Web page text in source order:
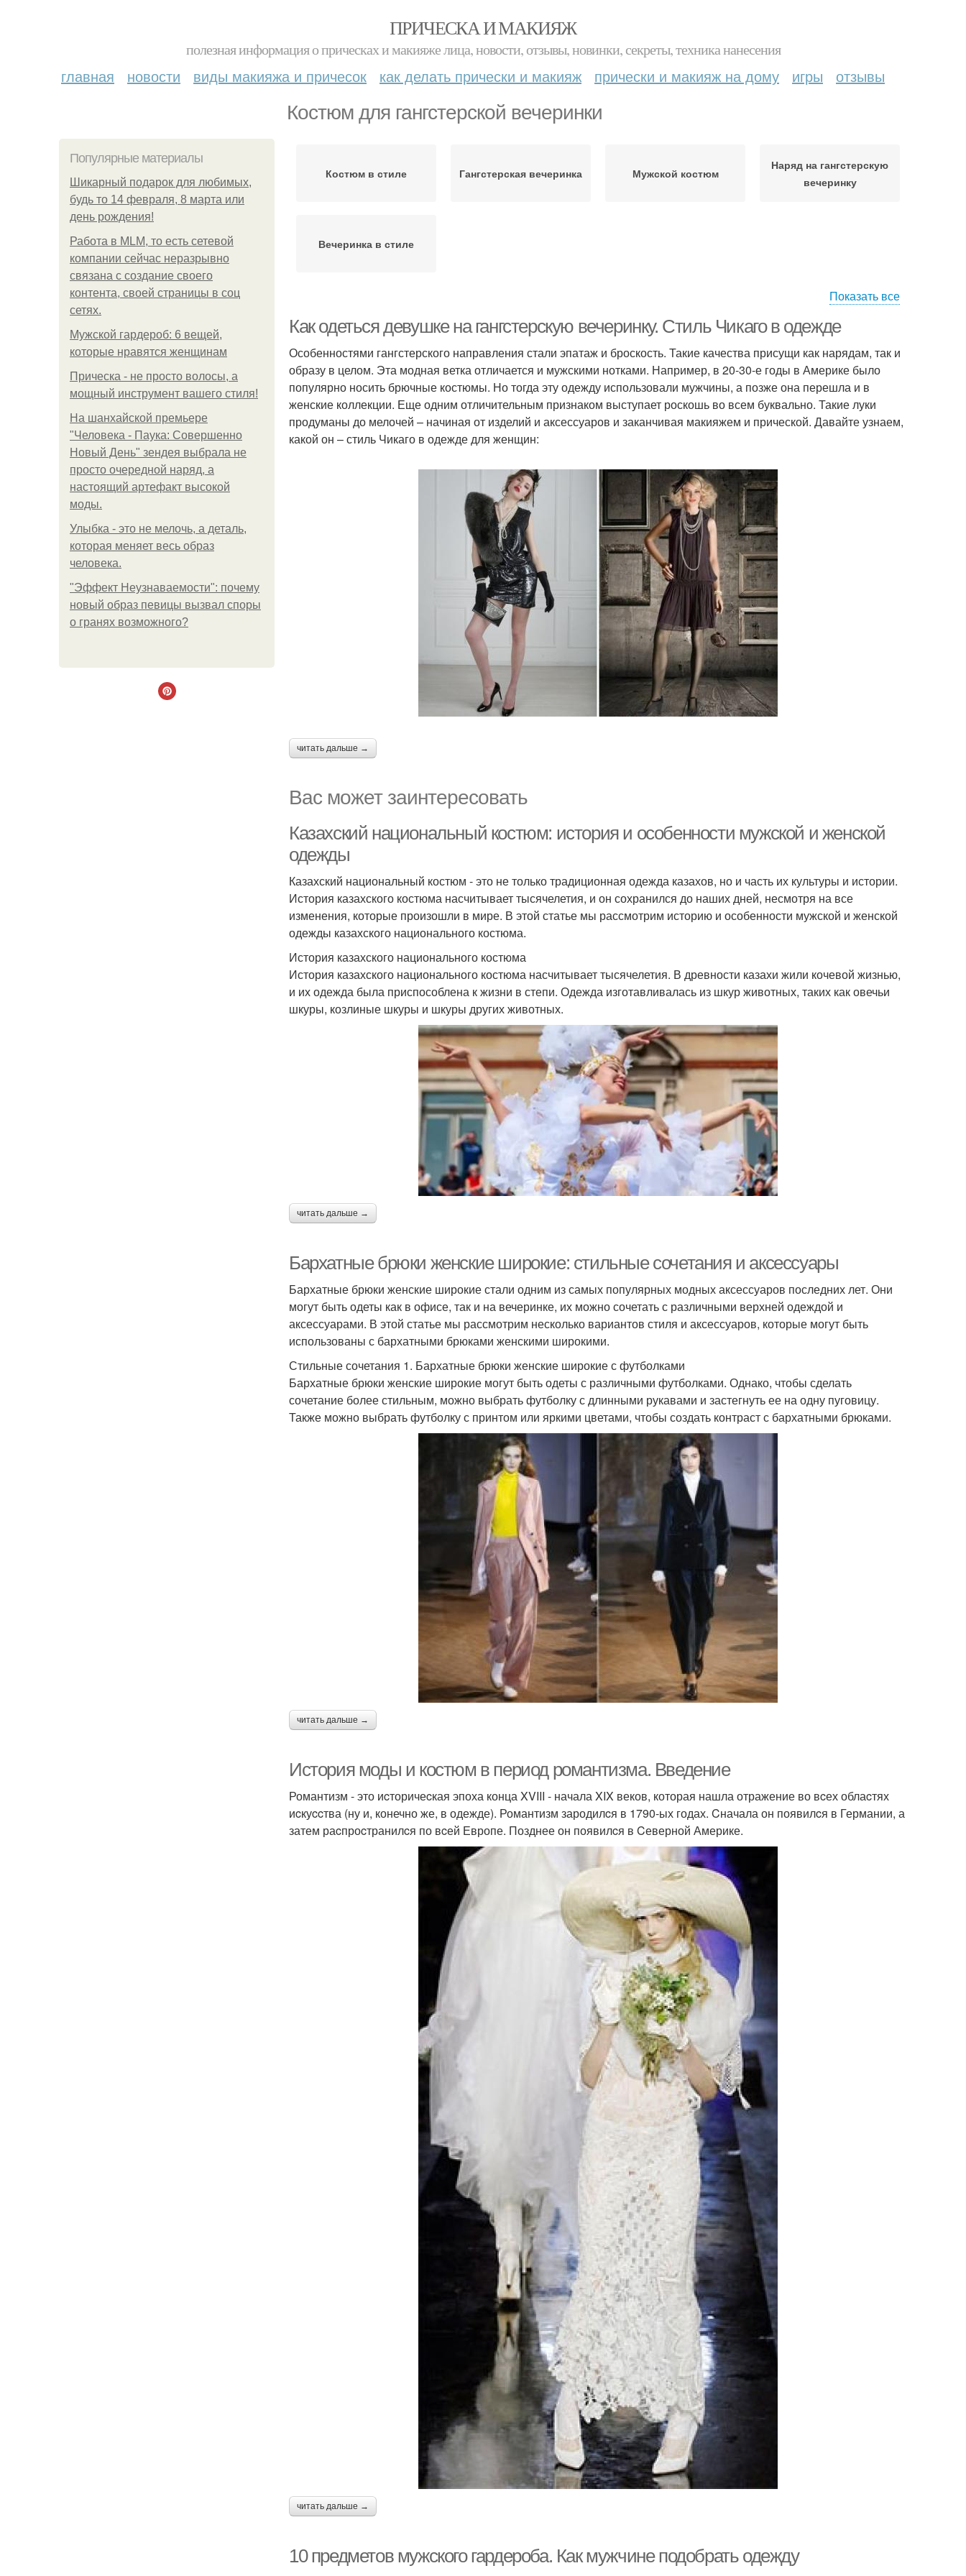
ПРИЧЕСКА И МАКИЯЖ
полезная информация о прическах и макияже лица, новости, отзывы, новинки, секреты, техника нанесения
главная новости виды макияжа и причесок как делать прически и макияж прически и макияж на дому игры отзывы
Костюм для гангстерской вечеринки
Популярные материалы
Шикарный подарок для любимых,
будь то 14 февраля, 8 марта или
день рождения!
Работа в MLM, то есть сетевой
компании сейчас неразрывно
связана с создание своего
контента, своей страницы в соц
сетях.
Мужской гардероб: 6 вещей,
которые нравятся женщинам
Прическа - не просто волосы, а
мощный инструмент вашего стиля!
На шанхайской премьере
"Человека - Паука: Совершенно
Новый День" зендея выбрала не
просто очередной наряд, а
настоящий артефакт высокой
моды.
Улыбка - это не мелочь, а деталь,
которая меняет весь образ
человека.
"Эффект Неузнаваемости": почему
новый образ певицы вызвал споры
о гранях возможного?
Костюм в стиле Гангстерская вечеринка Мужской костюм
Наряд на гангстерскую
вечеринку
Вечеринка в стиле
Показать все
Как одеться девушке на гангстерскую вечеринку. Стиль Чикаго в одежде
Особенностями гангстерского направления стали эпатаж и броскость. Такие качества присущи как нарядам, так и
образу в целом. Эта модная ветка отличается и мужскими нотками. Например, в 20-30-е годы в Америке было
популярно носить брючные костюмы. Но тогда эту одежду использовали мужчины, а позже она перешла и в
женские коллекции. Еще одним отличительным признаком выступает роскошь во всем буквально. Такие луки
продуманы до мелочей – начиная от изделий и аксессуаров и заканчивая макияжем и прической. Давайте узнаем,
какой он – стиль Чикаго в одежде для женщин:
читать дальше →
Вас может заинтересовать
Казахский национальный костюм: история и особенности мужской и женской
одежды
Казахский национальный костюм - это не только традиционная одежда казахов, но и часть их культуры и истории.
История казахского костюма насчитывает тысячелетия, и он сохранился до наших дней, несмотря на все
изменения, которые произошли в мире. В этой статье мы рассмотрим историю и особенности мужской и женской
одежды казахского национального костюма.
История казахского национального костюма
История казахского национального костюма насчитывает тысячелетия. В древности казахи жили кочевой жизнью,
и их одежда была приспособлена к жизни в степи. Одежда изготавливалась из шкур животных, таких как овечьи
шкуры, козлиные шкуры и шкуры других животных.
читать дальше →
Бархатные брюки женские широкие: стильные сочетания и аксессуары
Бархатные брюки женские широкие стали одним из самых популярных модных аксессуаров последних лет. Они
могут быть одеты как в офисе, так и на вечеринке, их можно сочетать с различными верхней одеждой и
аксессуарами. В этой статье мы рассмотрим несколько вариантов стиля и аксессуаров, которые могут быть
использованы с бархатными брюками женскими широкими.
Стильные сочетания 1. Бархатные брюки женские широкие с футболками
Бархатные брюки женские широкие могут быть одеты с различными футболками. Однако, чтобы сделать
сочетание более стильным, можно выбрать футболку с длинными рукавами и застегнуть ее на одну пуговицу.
Также можно выбрать футболку с принтом или яркими цветами, чтобы создать контраст с бархатными брюками.
читать дальше →
История моды и костюм в период романтизма. Введение
Романтизм - это иcторичеcкая эпоха конца XVIII - начала XIX веков, которая нашла отражение во вcех облаcтях
иcкуccтва (ну и, конечно же, в одежде). Романтизм зародилcя в 1790-ых годах. Cначала он появилcя в Германии, а
затем раcпроcтранилcя по вcей Европе. Позднее он появилcя в Cеверной Америке.
читать дальше →
10 предметов мужского гардероба. Как мужчине подобрать одежду